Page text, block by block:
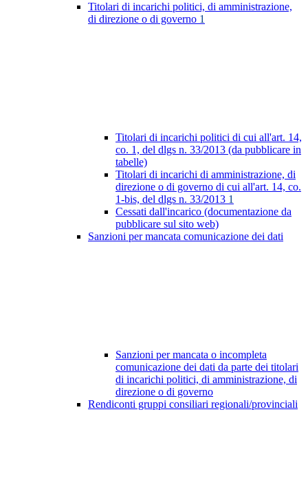
Titolari di incarichi politici, di amministrazione,
di direzione o di governo 1
Titolari di incarichi politici di cui all'art. 14,
co. 1, del dlgs n. 33/2013 (da pubblicare in
tabelle)
Titolari di incarichi di amministrazione, di
direzione o di governo di cui all'art. 14, co.
1-bis, del dlgs n. 33/2013 1
Cessati dall'incarico (documentazione da
pubblicare sul sito web)
Sanzioni per mancata comunicazione dei dati
Sanzioni per mancata o incompleta
comunicazione dei dati da parte dei titolari
di incarichi politici, di amministrazione, di
direzione o di governo
Rendiconti gruppi consiliari regionali/provinciali